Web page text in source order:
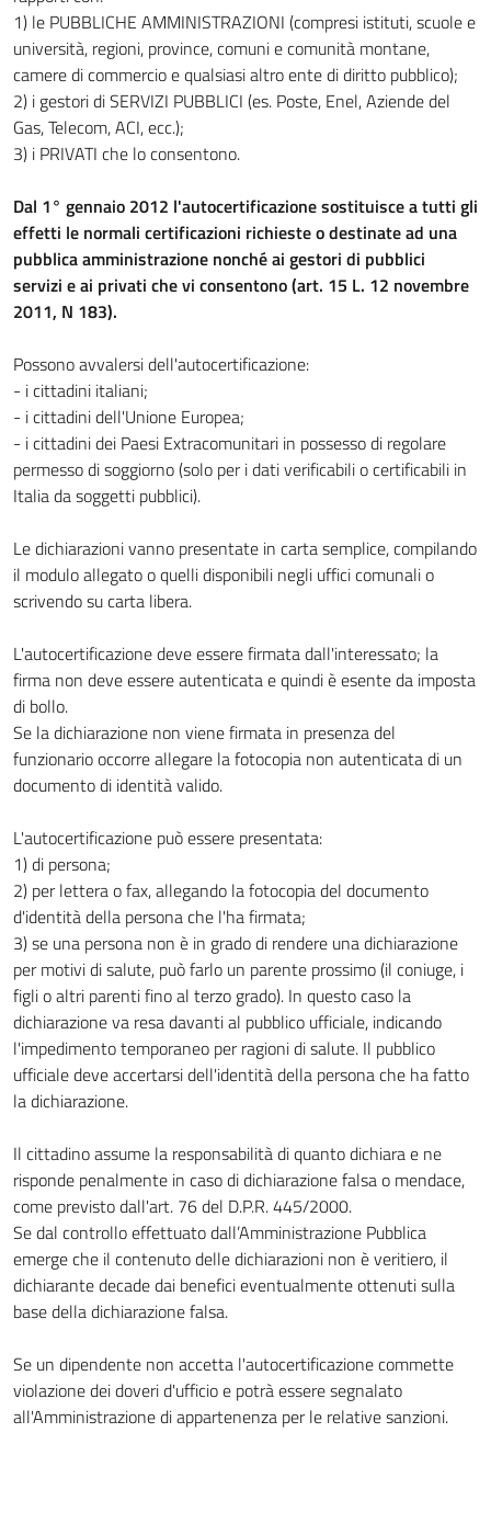
1) le PUBBLICHE AMMINISTRAZIONI (compresi istituti, scuole e
università, regioni, province, comuni e comunità montane,
camere di commercio e qualsiasi altro ente di diritto pubblico);
2) i gestori di SERVIZI PUBBLICI (es. Poste, Enel, Aziende del
Gas, Telecom, ACI, ecc.);
3) i PRIVATI che lo consentono.
Dal 1° gennaio 2012 l'autocertificazione sostituisce a tutti gli
effetti le normali certificazioni richieste o destinate ad una
pubblica amministrazione nonché ai gestori di pubblici
servizi e ai privati che vi consentono (art. 15 L. 12 novembre
2011, N 183).
Possono avvalersi dell'autocertificazione:
- i cittadini italiani;
- i cittadini dell'Unione Europea;
- i cittadini dei Paesi Extracomunitari in possesso di regolare
permesso di soggiorno (solo per i dati verificabili o certificabili in
Italia da soggetti pubblici).
Le dichiarazioni vanno presentate in carta semplice, compilando
il modulo allegato o quelli disponibili negli uffici comunali o
scrivendo su carta libera.
L'autocertificazione deve essere firmata dall'interessato; la
firma non deve essere autenticata e quindi è esente da imposta
di bollo.
Se la dichiarazione non viene firmata in presenza del
funzionario occorre allegare la fotocopia non autenticata di un
documento di identità valido.
L'autocertificazione può essere presentata:
1) di persona;
2) per lettera o fax, allegando la fotocopia del documento
d'identità della persona che l'ha firmata;
3) se una persona non è in grado di rendere una dichiarazione
per motivi di salute, può farlo un parente prossimo (il coniuge, i
figli o altri parenti fino al terzo grado). In questo caso la
dichiarazione va resa davanti al pubblico ufficiale, indicando
l'impedimento temporaneo per ragioni di salute. Il pubblico
ufficiale deve accertarsi dell'identità della persona che ha fatto
la dichiarazione.
Il cittadino assume la responsabilità di quanto dichiara e ne
risponde penalmente in caso di dichiarazione falsa o mendace,
come previsto dall'art. 76 del D.P.R. 445/2000.
Se dal controllo effettuato dall’Amministrazione Pubblica
emerge che il contenuto delle dichiarazioni non è veritiero, il
dichiarante decade dai benefici eventualmente ottenuti sulla
base della dichiarazione falsa.
Se un dipendente non accetta l'autocertificazione commette
violazione dei doveri d'ufficio e potrà essere segnalato
all'Amministrazione di appartenenza per le relative sanzioni.